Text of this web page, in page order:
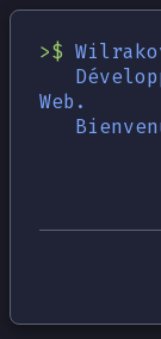
>$
Web.